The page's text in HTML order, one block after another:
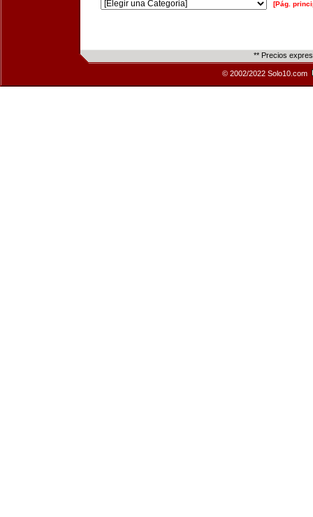
[Pág.
** Precios
© 2002/2022 Solo10.com